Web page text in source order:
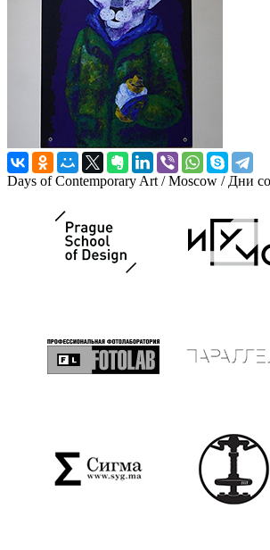
Days of Contemporary Art / Moscow / Дни